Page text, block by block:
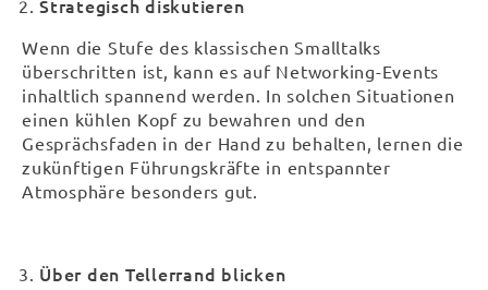
Strategisch diskutieren
Wenn die Stufe des klassischen Smalltalks
überschritten ist, kann es auf Networking-Events
inhaltlich spannend werden. In solchen Situationen
einen kühlen Kopf zu bewahren und den
Gesprächsfaden in der Hand zu behalten, lernen die
zukünftigen Führungskräfte in entspannter
Atmosphäre besonders gut.
Über den Tellerrand blicken